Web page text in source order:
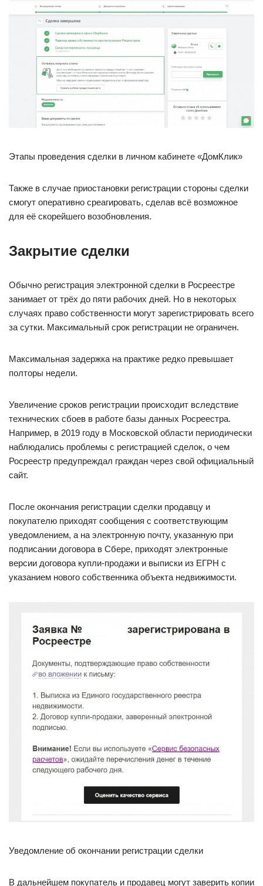
Этапы проведения сделки в личном кабинете «ДомКлик»
Также в случае приостановки регистрации стороны сделки
смогут оперативно среагировать, сделав всё возможное
для её скорейшего возобновления.
Закрытие сделки
Обычно регистрация электронной сделки в Росреестре
занимает от трёх до пяти рабочих дней. Но в некоторых
случаях право собственности могут зарегистрировать всего
за сутки. Максимальный срок регистрации не ограничен.
Максимальная задержка на практике редко превышает
полторы недели.
Увеличение сроков регистрации происходит вследствие
технических сбоев в работе базы данных Росреестра.
Например, в 2019 году в Московской области периодически
наблюдались проблемы с регистрацией сделок, о чем
Росреестр предупреждал граждан через свой официальный
сайт.
После окончания регистрации сделки продавцу и
покупателю приходят сообщения с соответствующим
уведомлением, а на электронную почту, указанную при
подписании договора в Сбере, приходят электронные
версии договора купли-продажи и выписки из ЕГРН с
указанием нового собственника объекта недвижимости.
Уведомление об окончании регистрации сделки
В дальнейшем покупатель и продавец могут заверить копии